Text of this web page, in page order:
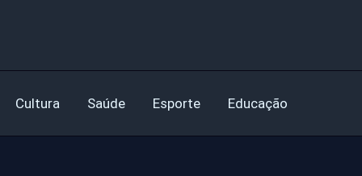
Cultura Saúde Esporte Educação